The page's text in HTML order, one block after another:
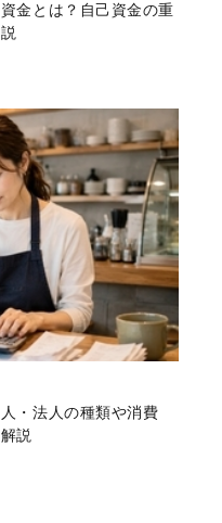
金とは？自己資金の重
・法人の種類や消費
説